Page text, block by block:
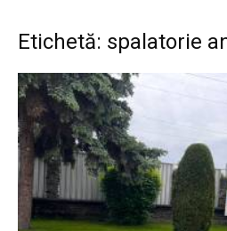
Etichetă: spalatorie